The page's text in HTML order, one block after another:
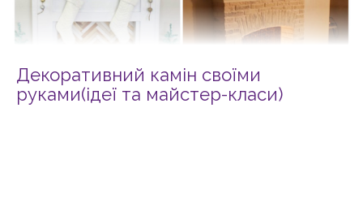
Декоративний камін своїми
руками(ідеї та майстер-класи)